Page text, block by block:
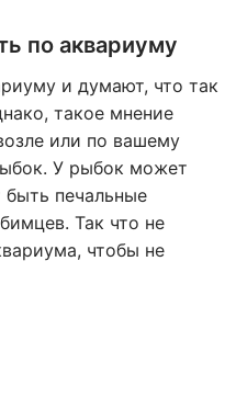
по аквариуму
и думают, что так
такое мнение
или по вашему
У рыбок может
быть печальные
Так что не
чтобы не